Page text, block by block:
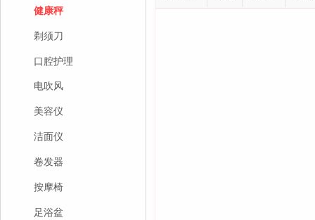
健康秤
剃须刀
口腔护理
电吹风
美容仪
洁面仪
卷发器
按摩椅
足浴盆